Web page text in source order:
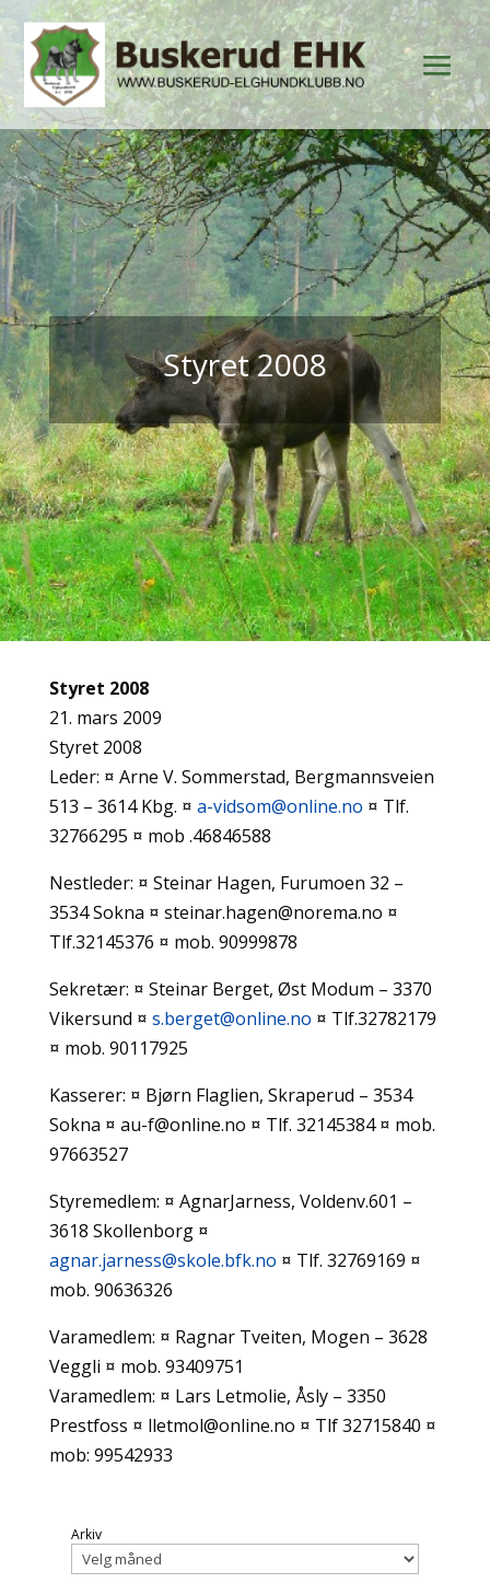
Styret 2008
Styret 2008
21. mars 2009
Styret 2008
Leder: ¤ Arne V. Sommerstad, Bergmannsveien
513 – 3614 Kbg. ¤ a-vidsom@online.no ¤ Tlf.
32766295 ¤ mob .46846588
Nestleder: ¤ Steinar Hagen, Furumoen 32 –
3534 Sokna ¤ steinar.hagen@norema.no ¤
Tlf.32145376 ¤ mob. 90999878
Sekretær: ¤ Steinar Berget, Øst Modum – 3370
Vikersund ¤ s.berget@online.no ¤ Tlf.32782179
¤ mob. 90117925
Kasserer: ¤ Bjørn Flaglien, Skraperud – 3534
Sokna ¤ au-f@online.no ¤ Tlf. 32145384 ¤ mob.
97663527
Styremedlem: ¤ AgnarJarness, Voldenv.601 –
3618 Skollenborg ¤
agnar.jarness@skole.bfk.no ¤ Tlf. 32769169 ¤
mob. 90636326
Varamedlem: ¤ Ragnar Tveiten, Mogen – 3628
Veggli ¤ mob. 93409751
Varamedlem: ¤ Lars Letmolie, Åsly – 3350
Prestfoss ¤ lletmol@online.no ¤ Tlf 32715840 ¤
mob: 99542933
Arkiv